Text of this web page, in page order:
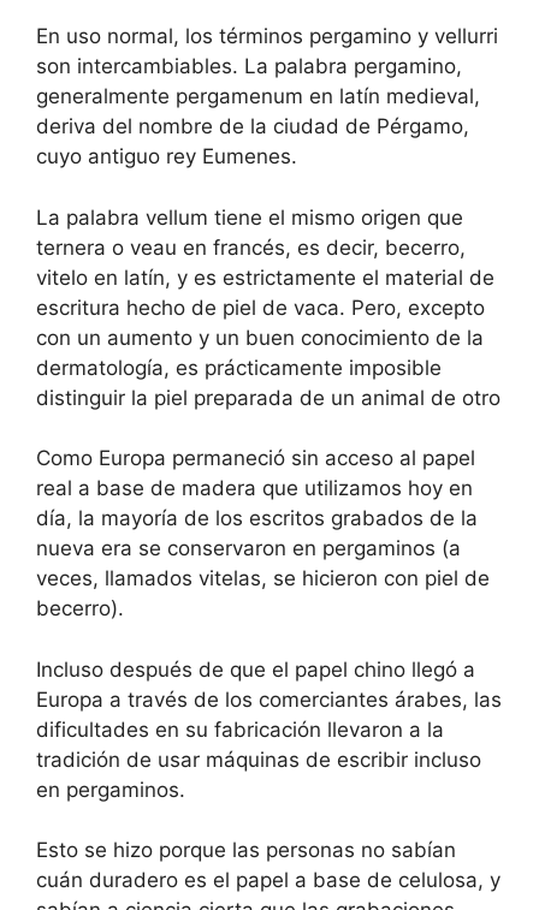
En uso normal, los términos pergamino y vellurri
son intercambiables. La palabra pergamino,
generalmente pergamenum en latín medieval,
deriva del nombre de la ciudad de Pérgamo,
cuyo antiguo rey Eumenes.
La palabra vellum tiene el mismo origen que
ternera o veau en francés, es decir, becerro,
vitelo en latín, y es estrictamente el material de
escritura hecho de piel de vaca. Pero, excepto
con un aumento y un buen conocimiento de la
dermatología, es prácticamente imposible
distinguir la piel preparada de un animal de otro
Como Europa permaneció sin acceso al papel
real a base de madera que utilizamos hoy en
día, la mayoría de los escritos grabados de la
nueva era se conservaron en pergaminos (a
veces, llamados vitelas, se hicieron con piel de
becerro).
Incluso después de que el papel chino llegó a
Europa a través de los comerciantes árabes, las
dificultades en su fabricación llevaron a la
tradición de usar máquinas de escribir incluso
en pergaminos.
Esto se hizo porque las personas no sabían
cuán duradero es el papel a base de celulosa, y